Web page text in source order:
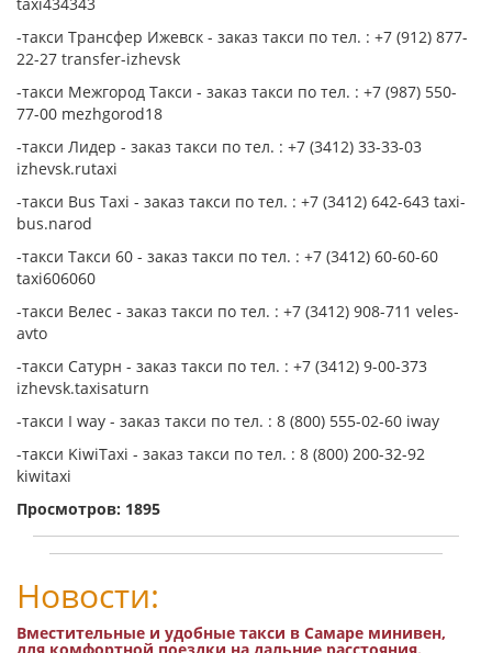
-такси Трансфер Ижевск - заказ такси по тел. : +7 (912) 877-
22-27 transfer-izhevsk
-такси Межгород Такси - заказ такси по тел. : +7 (987) 550-
77-00 mezhgorod18
-такси Лидер - заказ такси по тел. : +7 (3412) 33-33-03
izhevsk.rutaxi
-такси Bus Taxi - заказ такси по тел. : +7 (3412) 642-643 taxi-
bus.narod
-такси Такси 60 - заказ такси по тел. : +7 (3412) 60-60-60
taxi606060
-такси Велес - заказ такси по тел. : +7 (3412) 908-711 veles-
avto
-такси Сатурн - заказ такси по тел. : +7 (3412) 9-00-373
izhevsk.taxisaturn
-такси I way - заказ такси по тел. : 8 (800) 555-02-60 iway
-такси KiwiTaxi - заказ такси по тел. : 8 (800) 200-32-92
kiwitaxi
Просмотров: 1895
Новости:
Вместительные и удобные такси в Самаре минивен,